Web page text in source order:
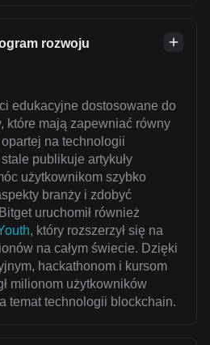
rozwoju
edukacyjne dostosowane do
które mają zapewniać równy
na technologii
publikuje artykuły
użytkownikom szybko
branży i zdobyć
uruchomił również
, który rozszerzył się na
na całym świecie. Dzięki
hackathonom i kursom
milionom użytkowników
temat technologii blockchain.